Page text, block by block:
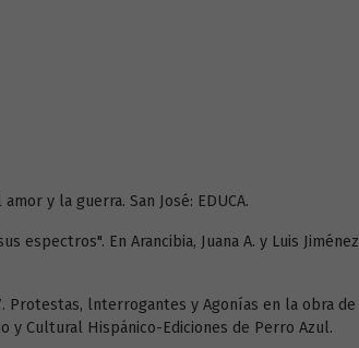
y la guerra. San José: EDUCA.
espectros". En Arancibia, Juana A. y Luis Jiménez
Protestas, lnterrogantes y Agonías en la obra de
y Cultural Hispánico-Ediciones de Perro Azul.